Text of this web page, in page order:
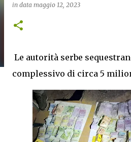
in data maggio 12, 2023
Le autorità serbe
complessivo di circa 5